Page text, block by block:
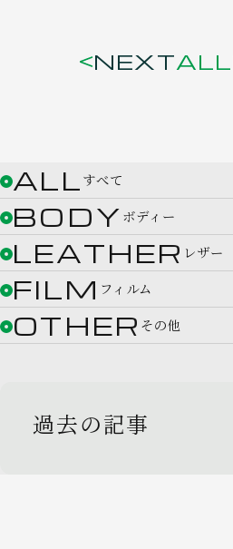
NEXTALL
ALL すべて
BODY ボディー
LEATHER レザー
FILM フィルム
OTHER その他
過去の記事